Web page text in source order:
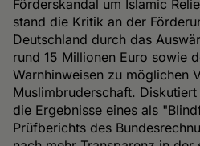
Förderskandal um Islamic
stand die Kritik an der
Deutschland durch das
rund 15 Millionen Euro sowie
Warnhinweisen zu möglichen
Muslimbruderschaft.
die Ergebnisse eines als
Prüfberichts des